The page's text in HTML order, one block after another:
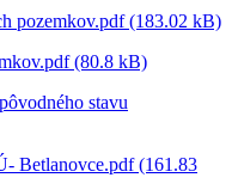
pozemkov.pdf (183.02 kB)
(80.8 kB)
stavu
Betlanovce.pdf (161.83